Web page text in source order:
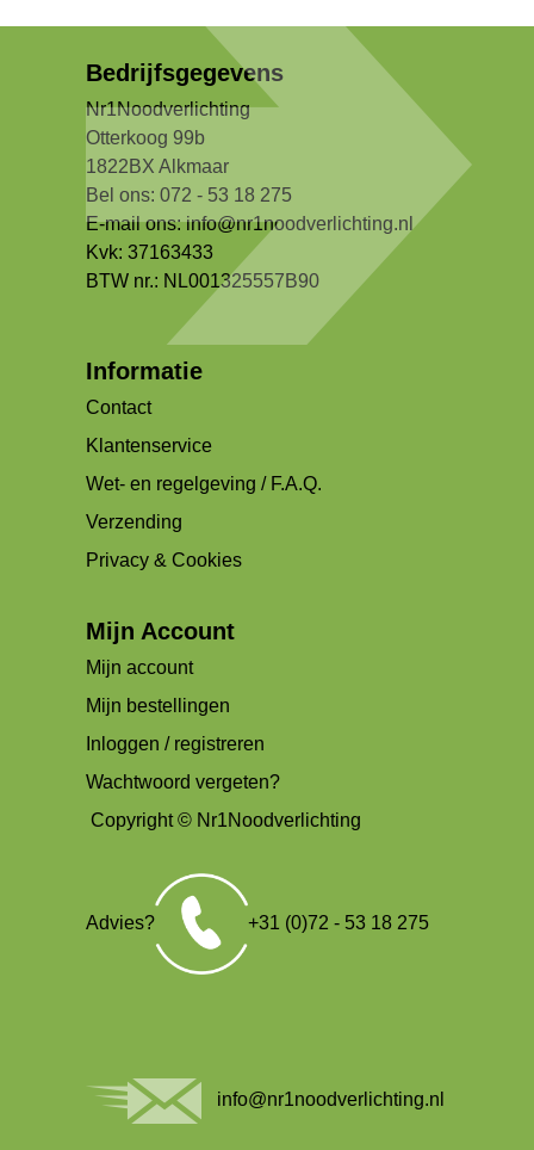
Bedrijfsgegevens
Nr1Noodverlichting
Otterkoog 99b
1822BX Alkmaar
Bel ons: 072 - 53 18 275
E-mail ons:info@nr1noodverlichting.nl
Kvk: 37163433
BTW nr.: NL001325557B90
Informatie
Contact
Klantenservice
Wet- en regelgeving / F.A.Q.
Verzending
Privacy & Cookies
Mijn Account
Mijn account
Mijn bestellingen
Inloggen / registreren
Wachtwoord vergeten?
Copyright © Nr1Noodverlichting
Advies? +31 (0)72 - 53 18 275
info@nr1noodverlichting.nl